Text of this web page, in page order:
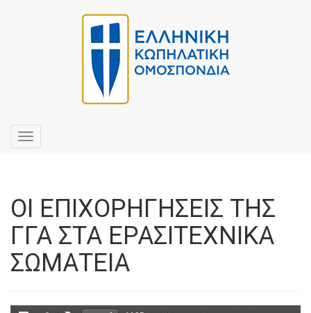
Toggle
navigation
ΟΙ ΕΠΙΧΟΡΗΓΗΣΕΙΣ ΤΗΣ
ΓΓΑ ΣΤΑ ΕΡΑΣΙΤΕΧΝΙΚΑ
ΣΩΜΑΤΕΙΑ